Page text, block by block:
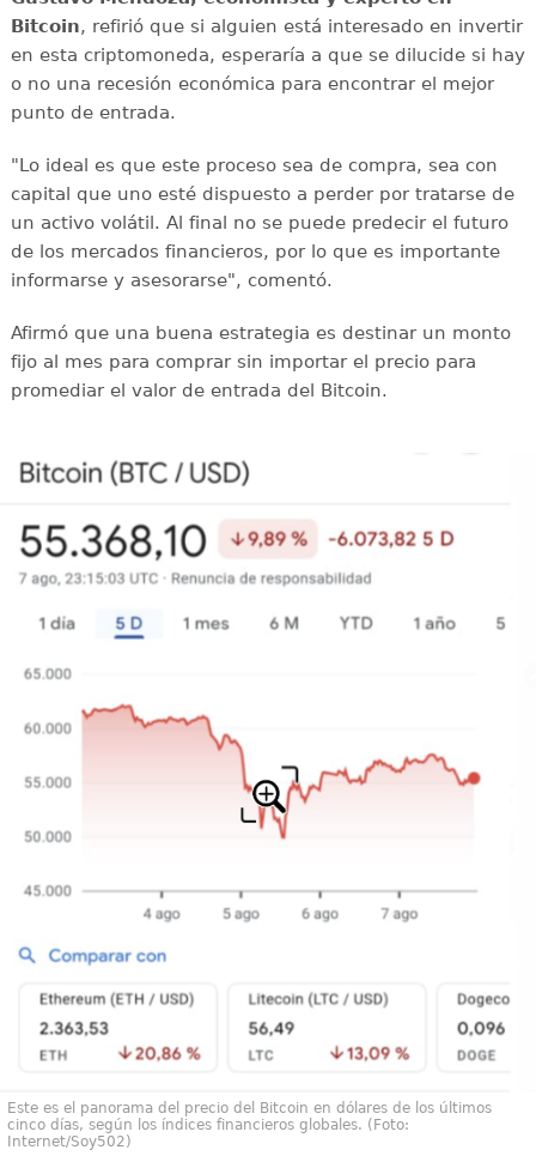
Bitcoin, refirió que si alguien está interesado en invertir
en esta criptomoneda, esperaría a que se dilucide si hay
o no una recesión económica para encontrar el mejor
punto de entrada.
"Lo ideal es que este proceso sea de compra, sea con
capital que uno esté dispuesto a perder por tratarse de
un activo volátil. Al final no se puede predecir el futuro
de los mercados financieros, por lo que es importante
informarse y asesorarse", comentó.
Afirmó que una buena estrategia es destinar un monto
fijo al mes para comprar sin importar el precio para
promediar el valor de entrada del Bitcoin.
Este es el panorama del precio del Bitcoin en dólares de los últimos
cinco días, según los índices financieros globales. (Foto:
Internet/Soy502)